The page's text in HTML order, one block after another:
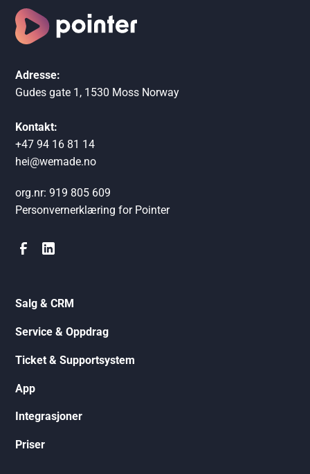
Adresse:
Gudes gate 1, 1530 Moss Norway
Kontakt:
+47 94 16 81 14
hei@wemade.no
org.nr: 919 805 609
Personvernerklæring for Pointer
Salg & CRM
Service & Oppdrag
Ticket & Supportsystem
App
Integrasjoner
Priser